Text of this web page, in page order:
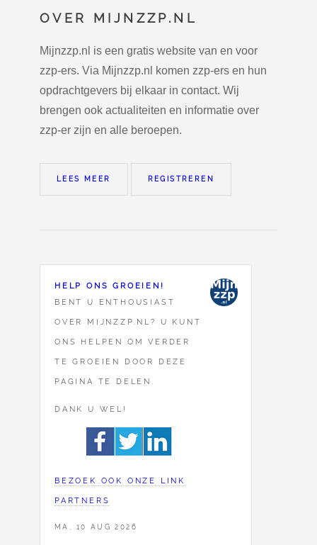
OVER MIJNZZP.NL
Mijnzzp.nl is een gratis website van en voor
zzp-ers. Via Mijnzzp.nl komen zzp-ers en hun
opdrachtgevers bij elkaar in contact. Wij
brengen ook actualiteiten en informatie over
zzp-er zijn en alle beroepen.
LEES MEER REGISTREREN
HELP ONS GROEIEN!
BENT U ENTHOUSIAST
OVER MIJNZZP.NL? U KUNT
ONS HELPEN OM VERDER
TE GROEIEN DOOR DEZE
PAGINA TE DELEN.
DANK U WEL!
BEZOEK OOK ONZE LINK
PARTNERS
MA, 10 AUG 2026